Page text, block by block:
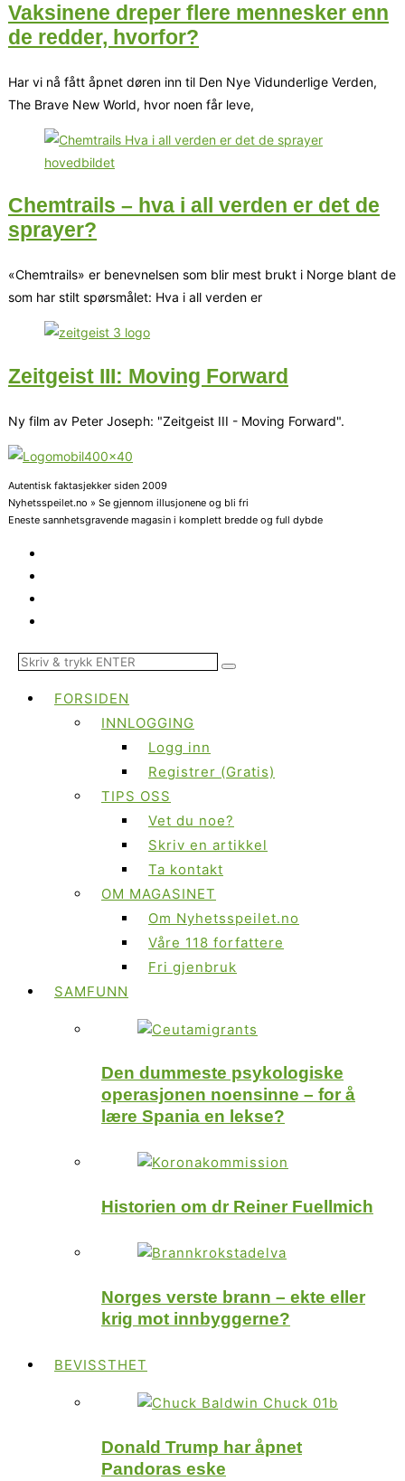
Vaksinene dreper flere mennesker enn
de redder, hvorfor?
Har vi nå fått åpnet døren inn til Den Nye Vidunderlige Verden,
The Brave New World, hvor noen får leve,
Chemtrails – hva i all verden er det de
sprayer?
«Chemtrails» er benevnelsen som blir mest brukt i Norge blant de
som har stilt spørsmålet: Hva i all verden er
Zeitgeist III: Moving Forward
Ny film av Peter Joseph: "Zeitgeist III - Moving Forward".
Autentisk faktasjekker siden 2009
Nyhetsspeilet.no » Se gjennom illusjonene og bli fri
Eneste sannhetsgravende magasin i komplett bredde og full dybde
FORSIDEN
INNLOGGING
Logg inn
Registrer (Gratis)
TIPS OSS
Vet du noe?
Skriv en artikkel
Ta kontakt
OM MAGASINET
Om Nyhetsspeilet.no
Våre 118 forfattere
Fri gjenbruk
SAMFUNN
Den dummeste psykologiske
operasjonen noensinne – for å
lære Spania en lekse?
Historien om dr Reiner Fuellmich
Norges verste brann – ekte eller
krig mot innbyggerne?
BEVISSTHET
Donald Trump har åpnet
Pandoras eske